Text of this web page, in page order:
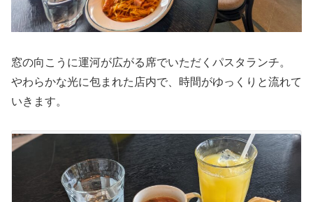
窓の向こうに運河が広がる席でいただくパスタランチ。
やわらかな光に包まれた店内で、時間がゆっくりと流れて
いきます。